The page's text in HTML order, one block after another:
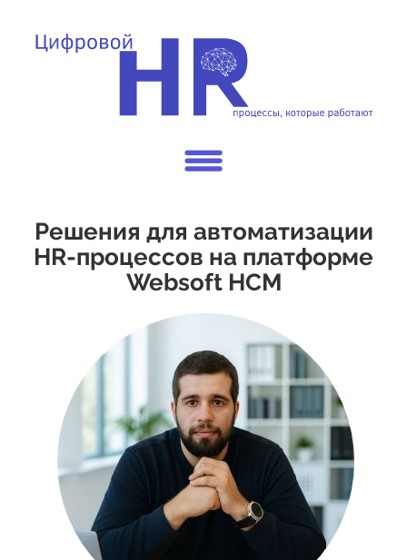
Решения для автоматизации
HR-процессов на платформе
Websoft HCM